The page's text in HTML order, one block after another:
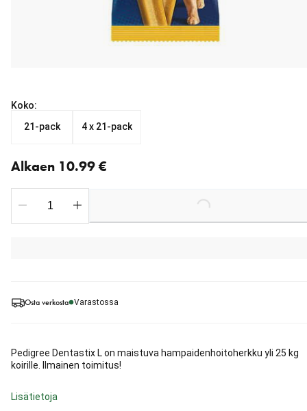
Osta verkosta Varastossa
Pedigree Dentastix L on maistuva hampaidenhoitoherkku yli 25 kg
koirille. Ilmainen toimitus!
Lisätietoja
Koko:
21-pack
4 x 21-pack
Alkaen 10.99 €
Loading...